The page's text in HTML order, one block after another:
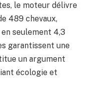
le moteur délivre
489 chevaux,
seulement 4,3
garantissent une
un argument
écologie et